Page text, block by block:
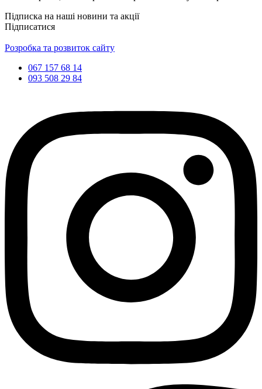
Підписка на наші новини та акції
Підписатися
Розробка та розвиток сайту
067 157 68 14
093 508 29 84